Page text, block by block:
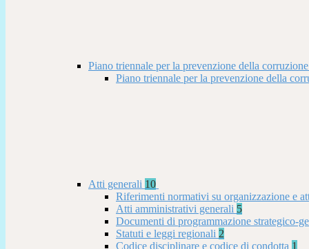
Piano triennale per la prevenzione della
Piano triennale per la prevenzione della
Atti generali 10
Riferimenti normativi su organizzazione e
Atti amministrativi generali 5
Documenti di programmazione strategico-
Statuti e leggi regionali 2
Codice disciplinare e codice di condotta 1